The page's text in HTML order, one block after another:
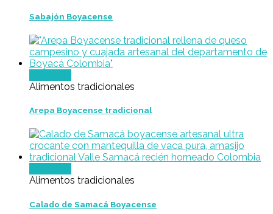
Sabajón Boyacense
Alimentos tradicionales
Arepa Boyacense tradicional
Alimentos tradicionales
Calado de Samacá Boyacense